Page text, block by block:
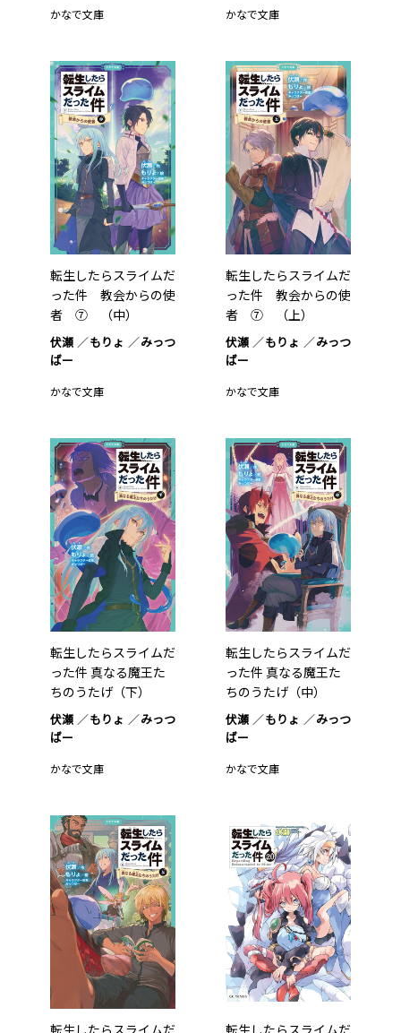
かなで文庫 かなで文庫
転生したらスライムだ
った件 教会からの使
者 ⑦ （中）
伏瀬 もりょ
みっつ
ばー
かなで文庫
転生したらスライムだ
った件 教会からの使
者 ⑦ （上）
伏瀬 もりょ
みっつ
ばー
かなで文庫
転生したらスライムだ
った件 真なる魔王た
ちのうたげ（下）
伏瀬 もりょ
みっつ
ばー
かなで文庫
転生したらスライムだ
った件 真なる魔王た
ちのうたげ（中）
伏瀬 もりょ
みっつ
ばー
かなで文庫
転生したらスライムだ
転生したらスライムだ